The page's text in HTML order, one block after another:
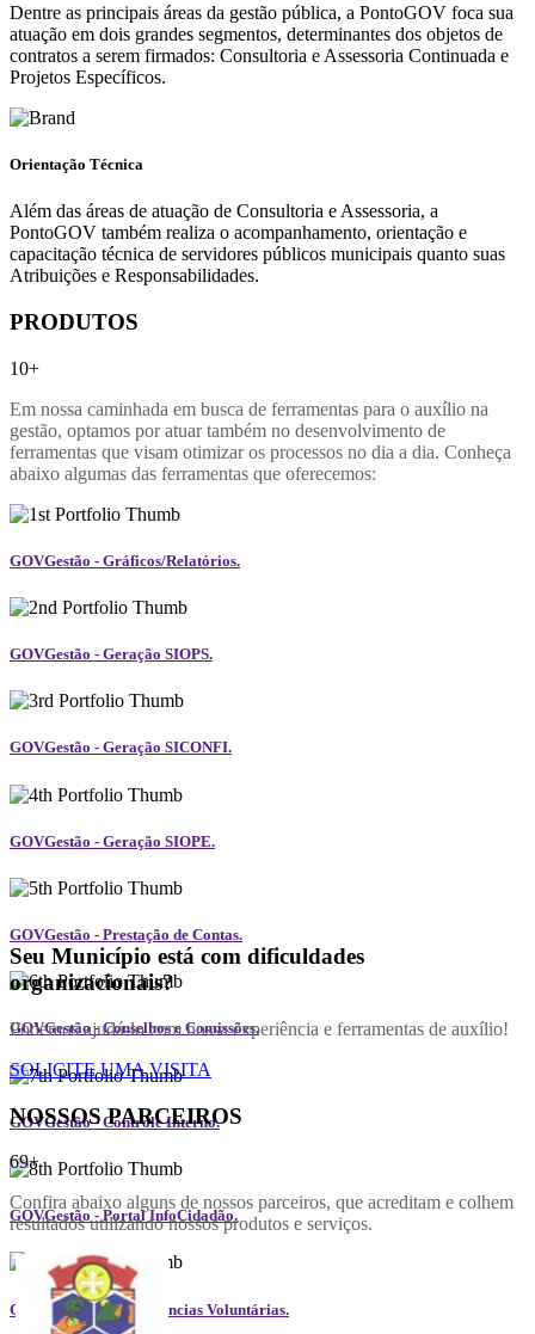
Dentre as principais áreas da gestão pública, a PontoGOV foca sua
atuação em dois grandes segmentos, determinantes dos objetos de
contratos a serem firmados: Consultoria e Assessoria Continuada e
Projetos Específicos.
Orientação Técnica
Além das áreas de atuação de Consultoria e Assessoria, a
PontoGOV também realiza o acompanhamento, orientação e
capacitação técnica de servidores públicos municipais quanto suas
Atribuições e Responsabilidades.
PRODUTOS
10+
Em nossa caminhada em busca de ferramentas para o auxílio na
gestão, optamos por atuar também no desenvolvimento de
ferramentas que visam otimizar os processos no dia a dia. Conheça
abaixo algumas das ferramentas que oferecemos:
GOVGestão - Gráficos/Relatórios.
GOVGestão - Geração SIOPS.
GOVGestão - Geração SICONFI.
GOVGestão - Geração SIOPE.
GOVGestão - Prestação de Contas.
GOVGestão - Conselhos e Comissões.
GOVGestão - Controle Interno.
GOVGestão - Portal InfoCidadão.
GOVGestão - Transferências Voluntárias.
Seu Município está com dificuldades
organizacionais?
Podemos ajudá-lo com nossa experiência e ferramentas de auxílio!
SOLICITE UMA VISITA
NOSSOS PARCEIROS
69+
Confira abaixo alguns de nossos parceiros, que acreditam e colhem
resultados utilizando nossos produtos e serviços.